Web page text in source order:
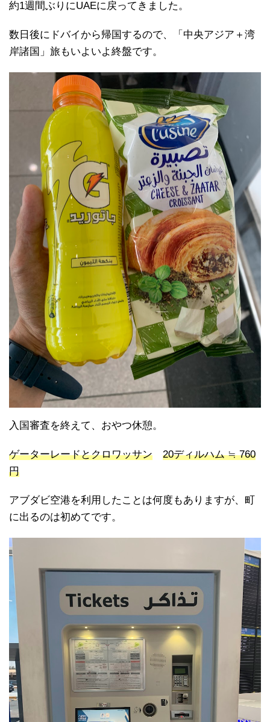
約1週間ぶりにUAEに戻ってきました。
数日後にドバイから帰国するので、「中央アジア＋湾
岸諸国」旅もいよいよ終盤です。
入国審査を終えて、おやつ休憩。
ゲーターレードとクロワッサン
20ディルハム ≒ 760
円
アブダビ空港を利用したことは何度もありますが、町
に出るのは初めてです。